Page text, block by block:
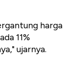
harga
11%
ujarnya.